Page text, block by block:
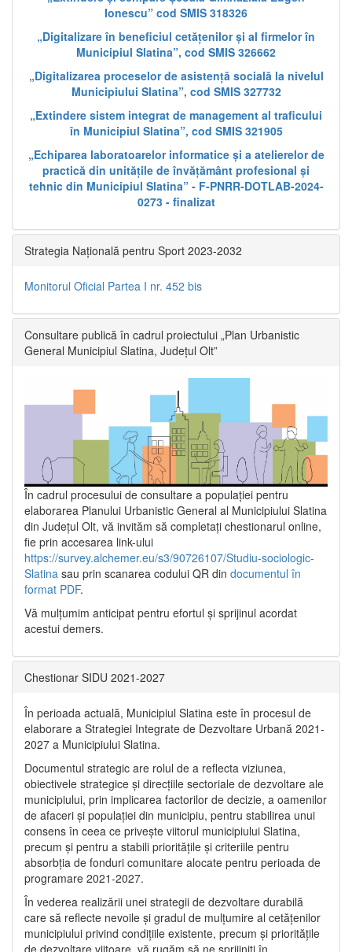
Ionescu” cod SMIS 318326
„Digitalizare în beneficiul cetățenilor și al firmelor în
Municipiul Slatina”, cod SMIS 326662
„Digitalizarea proceselor de asistență socială la nivelul
Municipiului Slatina”, cod SMIS 327732
„Extindere sistem integrat de management al traficului
în Municipiul Slatina”, cod SMIS 321905
„Echiparea laboratoarelor informatice și a atelierelor de
practică din unitățile de învățământ profesional și
tehnic din Municipiul Slatina” - F-PNRR-DOTLAB-2024-
0273 - finalizat
Strategia Națională pentru Sport 2023-2032
Monitorul Oficial Partea I nr. 452 bis
Consultare publică în cadrul proiectului „Plan Urbanistic
General Municipiul Slatina, Județul Olt”
În cadrul procesului de consultare a populaţiei pentru
elaborarea Planului Urbanistic General al Municipiului Slatina
din Județul Olt, vă invităm să completați chestionarul online,
fie prin accesarea link-ului
https://survey.alchemer.eu/s3/90726107/Studiu-sociologic-
Slatina sau prin scanarea codului QR din documentul în
format PDF.
Vă mulţumim anticipat pentru efortul şi sprijinul acordat
acestui demers.
Chestionar SIDU 2021-2027
În perioada actuală, Municipiul Slatina este în procesul de
elaborare a Strategiei Integrate de Dezvoltare Urbană 2021‐
2027 a Municipiului Slatina.
Documentul strategic are rolul de a reflecta viziunea,
obiectivele strategice și direcțiile sectoriale de dezvoltare ale
municipiului, prin implicarea factorilor de decizie, a oamenilor
de afaceri și populației din municipiu, pentru stabilirea unui
consens în ceea ce privește viitorul municipiului Slatina,
precum și pentru a stabili prioritățile și criteriile pentru
absorbția de fonduri comunitare alocate pentru perioada de
programare 2021-2027.
În vederea realizării unei strategii de dezvoltare durabilă
care să reflecte nevoile și gradul de mulțumire al cetățenilor
municipiului privind condițiile existente, precum și prioritățile